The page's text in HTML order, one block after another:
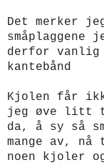
Det merker
småplaggene
derfor
kantebånd
Kjolen får
jeg øve litt
da, å sy så
mange av,
noen kjoler